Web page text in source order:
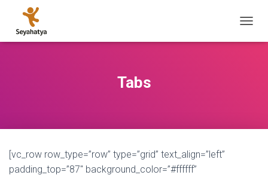
E
Tabs
[vc_row row_type=”row” type=”grid” text_align=”left”
padding_top=”87″ background_color=”#ffffff”